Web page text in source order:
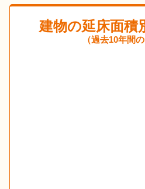
建物の延床面積
（過去10年間